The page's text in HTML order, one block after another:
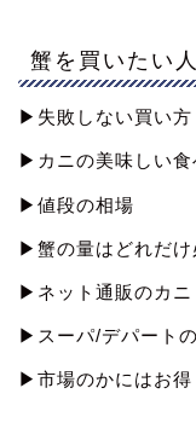
蟹を買いたい
▶︎失敗しない買い方
▶︎カニの美味しい食
▶︎値段の相場
▶︎蟹の量はどれだけ
▶︎ネット通販のカニ
▶︎スーパ/デパート
▶︎市場のかにはお得